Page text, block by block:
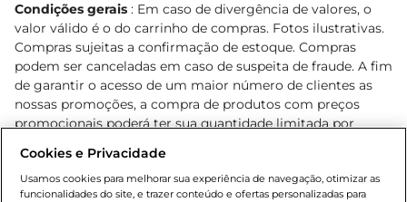
Condições gerais : Em caso de divergência de valores, o
valor válido é o do carrinho de compras. Fotos ilustrativas.
Compras sujeitas a confirmação de estoque. Compras
podem ser canceladas em caso de suspeita de fraude. A fim
de garantir o acesso de um maior número de clientes as
nossas promoções, a compra de produtos com preços
promocionais poderá ter sua quantidade limitada por
o e-commerce e válidos durante o dia de hoje, podendo
sofrer alterações sem prévia notificação. Proibida a venda
Cookies e Privacidade
Usamos cookies para melhorar sua experiência de navegação, otimizar as
funcionalidades do site, e trazer conteúdo e ofertas personalizadas para